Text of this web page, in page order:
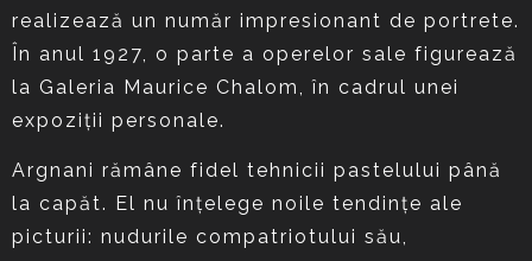
realizează un număr impresionant de portrete.
În anul 1927, o parte a operelor sale figurează
la Galeria Maurice Chalom, în cadrul unei
expoziţii personale.
Argnani rămâne fidel tehnicii pastelului până
la capăt. El nu înţelege noile tendinţe ale
picturii: nudurile compatriotului său,